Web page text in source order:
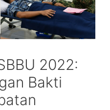
2022:
Bakti